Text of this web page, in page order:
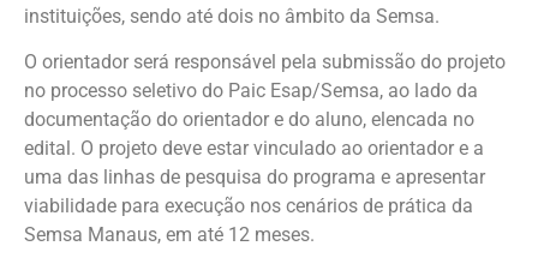
instituições, sendo até dois no âmbito da Semsa.
O orientador será responsável pela submissão do projeto
no processo seletivo do Paic Esap/Semsa, ao lado da
documentação do orientador e do aluno, elencada no
edital. O projeto deve estar vinculado ao orientador e a
uma das linhas de pesquisa do programa e apresentar
viabilidade para execução nos cenários de prática da
Semsa Manaus, em até 12 meses.